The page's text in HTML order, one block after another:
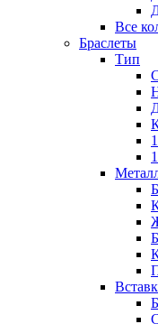
Все
Браслеты
Тип